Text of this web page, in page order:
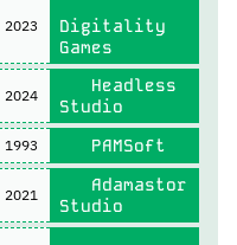
2023
Digitality
Games
2024
Headless
Studio
1993 PAMSoft
2021
Adamastor
Studio